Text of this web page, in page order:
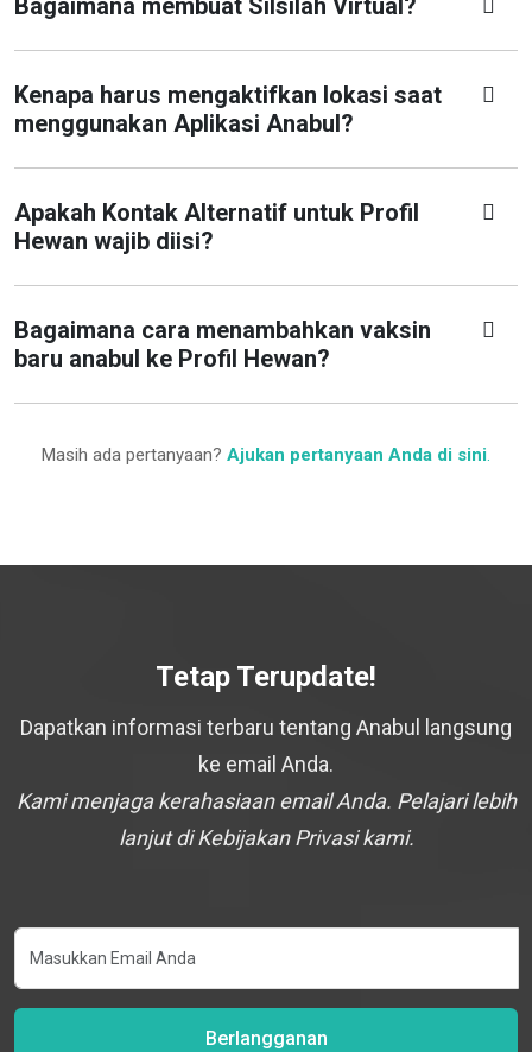
Bagaimana membuat Silsilah Virtual?
Kenapa harus mengaktifkan lokasi saat
menggunakan Aplikasi Anabul?
Apakah Kontak Alternatif untuk Profil
Hewan wajib diisi?
Bagaimana cara menambahkan vaksin
baru anabul ke Profil Hewan?
Masih ada pertanyaan? Ajukan pertanyaan Anda di sini.
Tetap Terupdate!
Dapatkan informasi terbaru tentang Anabul langsung
ke email Anda.
Kami menjaga kerahasiaan email Anda. Pelajari lebih
lanjut di Kebijakan Privasi kami.
Berlangganan